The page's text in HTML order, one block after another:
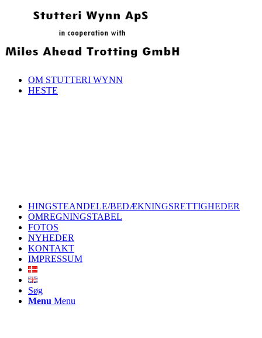
OM STUTTERI WYNN
HESTE
HINGSTEANDELE/BEDÆKNINGSRETTIGHEDER
OMREGNINGSTABEL
FOTOS
NYHEDER
KONTAKT
IMPRESSUM
Søg
Menu Menu